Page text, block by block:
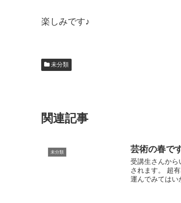
楽しみです♪
未分類
関連記事
未分類 芸術の春で
受講生さんか
されます。 超
運んでみてはい